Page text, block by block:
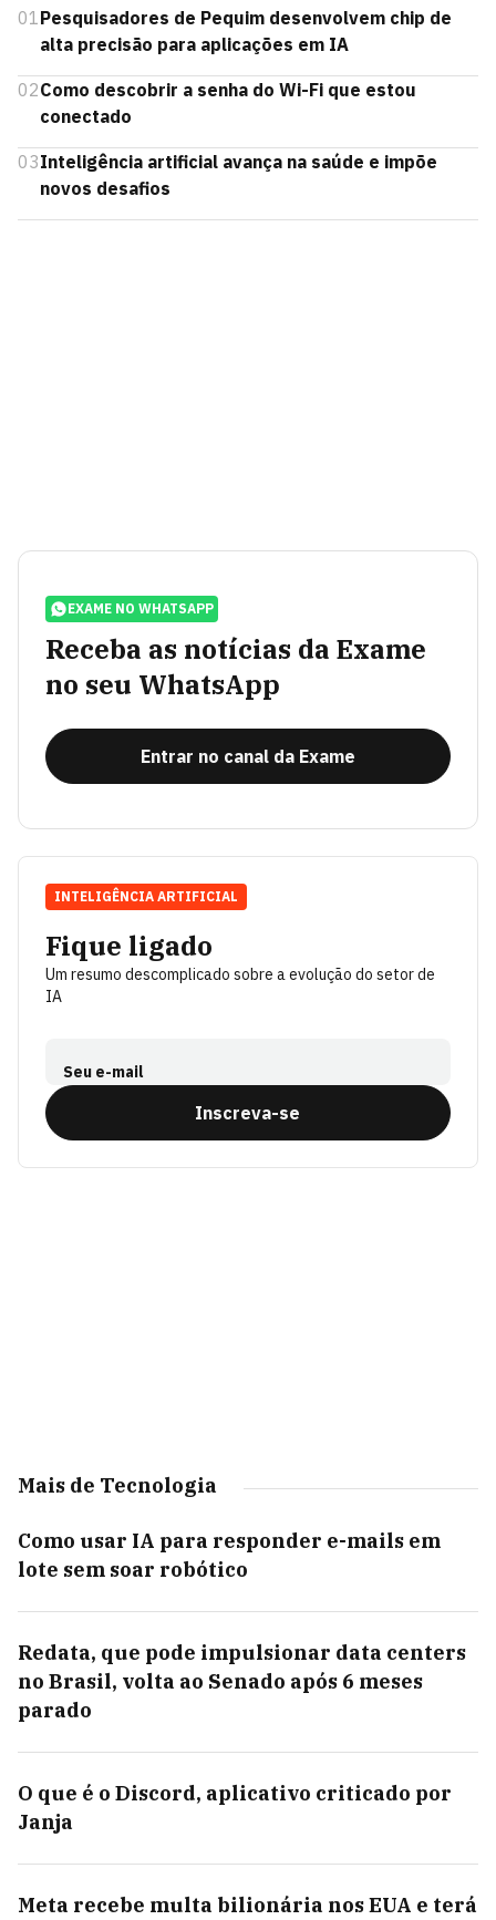
01Pesquisadores de Pequim desenvolvem chip de
alta precisão para aplicações em IA
02Como descobrir a senha do Wi-Fi que estou
conectado
03Inteligência artificial avança na saúde e impõe
novos desafios
EXAME NO WHATSAPP
Receba as notícias da Exame
no seu WhatsApp
Entrar no canal da Exame
Fique ligado
Um resumo descomplicado sobre a evolução do setor de
IA
Seu e-mail
Inscreva-se
INTELIGÊNCIA ARTIFICIAL
Mais de Tecnologia
Como usar IA para responder e-mails em
lote sem soar robótico
Redata, que pode impulsionar data centers
no Brasil, volta ao Senado após 6 meses
parado
O que é o Discord, aplicativo criticado por
Janja
Meta recebe multa bilionária nos EUA e terá